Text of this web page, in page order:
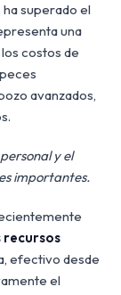
superado el
una
costos de
avanzados,
y el
importantes.
recursos
efectivo desde
el